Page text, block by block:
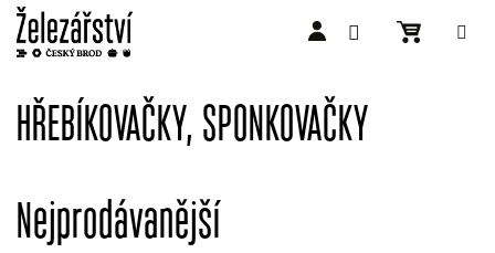
obsah
HŘEBÍKOVAČKY, SPONKOVAČKY
Nejprodávanější